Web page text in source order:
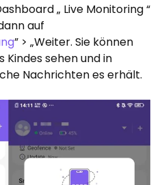
„ Live Monitoring “
auf
” > „Weiter. Sie können
Kindes sehen und in
Nachrichten es erhält.